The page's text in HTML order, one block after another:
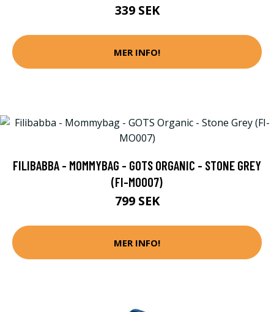
339 SEK
MER INFO!
FILIBABBA - MOMMYBAG - GOTS ORGANIC - STONE GREY
(FI-MO007)
799 SEK
MER INFO!